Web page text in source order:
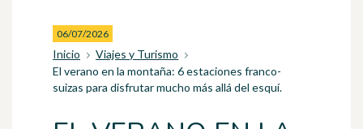
06/07/2026
Inicio
Viajes y Turismo
El verano en la montaña: 6 estaciones franco-
suizas para disfrutar mucho más allá del esquí.